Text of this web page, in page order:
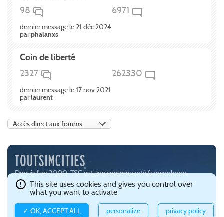
98
6971
dernier message le 21 déc 2024
parphalanxs
Coin de liberté
2327
262330
dernier message le 17 nov 2021
parlaurent
Depuis l'an 2000, TSC est une communauté francophone
passionnée par les jeux de simulation urbaine, notamment
SimCity (EA) et Cities:Skylines (Paradox Interactive
Ce site est hébergé avec brio parGandi.Confidentialité et gestion
des cookies.
This site uses cookies and gives you control over
what you want to activate
✓ OK, ACCEPT ALL personalize privacy policy